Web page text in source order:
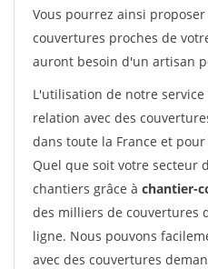
Vous pourrez ainsi
couvertures proches de
auront besoin d'un artisan
L'utilisation de notre
relation avec des
dans toute la France et
Quel que soit votre secteur
chantiers grâce à chantier-
des milliers de couvertures
ligne. Nous pouvons
avec des couvertures